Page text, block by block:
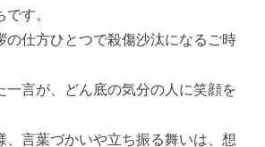
す。
の仕方ひとつで殺傷沙汰になるご時
一言が、どん底の気分の人に笑顔を
、言葉づかいや立ち振る舞いは、想